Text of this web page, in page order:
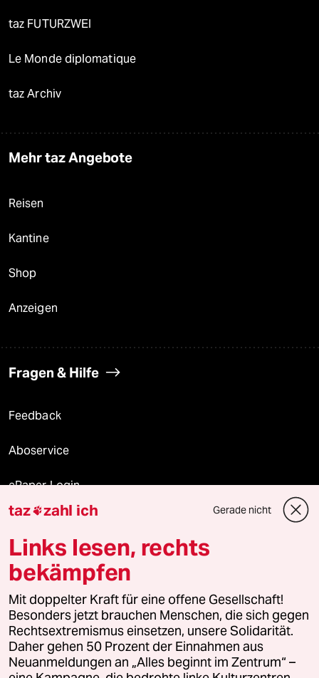
taz FUTURZWEI
Le Monde diplomatique
taz Archiv
Mehr taz Angebote
Reisen
Kantine
Shop
Anzeigen
Fragen & Hilfe
Feedback
Aboservice
ePaper Login
Downloads für Abonnierende
© 2026 taz Verlags und Vertriebs GmbH
Alle Rechte vorbehalten. Bei rechtlichen Fragen oder für Genehmigungen
wenden Sie sich bitte an
lizenzen@taz.de
Feedback Redaktionsstatut Kommune-Richtlinien
taz zahl ich Gerade nicht
Links lesen, rechts
bekämpfen
Mit doppelter Kraft für eine offene Gesellschaft!
Besonders jetzt brauchen Menschen, die sich gegen
Rechtsextremismus einsetzen, unsere Solidarität.
Daher gehen 50 Prozent der Einnahmen aus
Neuanmeldungen an „Alles beginnt im Zentrum“ –